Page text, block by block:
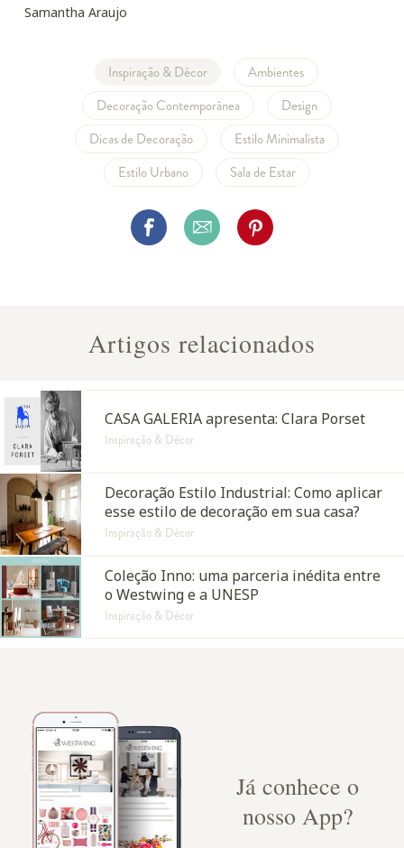
Samantha Araujo
Inspiração & Décor
Ambientes
Decoração Contemporânea
Design
Dicas de Decoração
Estilo Minimalista
Estilo Urbano
Sala de Estar
Artigos relacionados
CASA GALERIA apresenta: Clara Porset
Inspiração & Décor
Decoração Estilo Industrial: Como aplicar
esse estilo de decoração em sua casa?
Inspiração & Décor
Coleção Inno: uma parceria inédita entre
o Westwing e a UNESP
Inspiração & Décor
Já conhece o
nosso App?